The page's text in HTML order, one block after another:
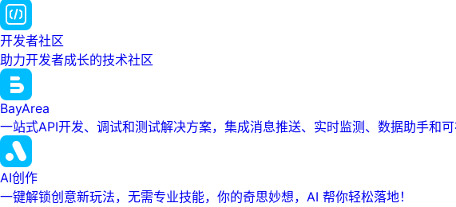
开发者社区
助力开发者成长的技术社区
BayArea
一站式API开发、调试和测试解决方案，集成消息推送、实时监测、数据助手和
AI创作
一键解锁创意新玩法，无需专业技能，你的奇思妙想，AI 帮你轻松落地！